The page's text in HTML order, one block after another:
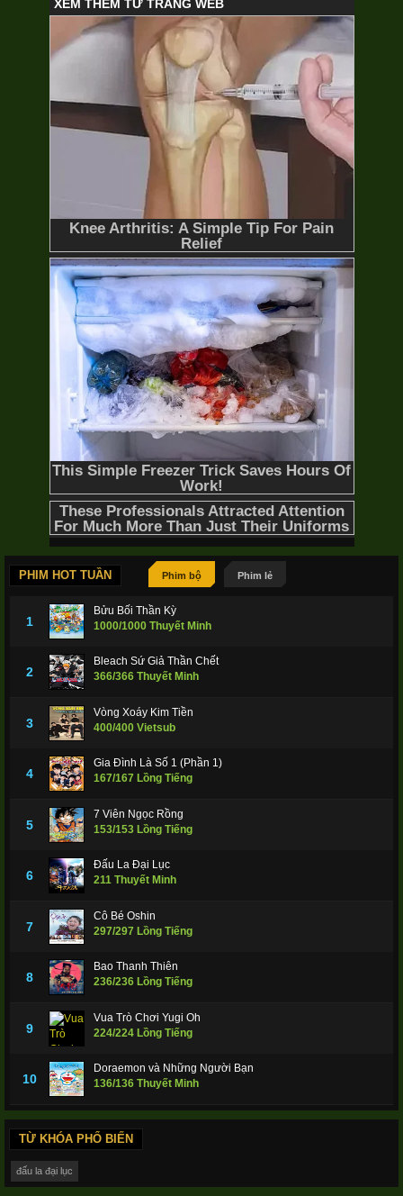
PHIM HOT TUẦN Phim bộ Phim lẻ
1
Bửu Bối Thần Kỳ
1000/1000 Thuyết Minh
2
Bleach Sứ Giả Thần Chết
366/366 Thuyết Minh
3
Vòng Xoáy Kim Tiền
400/400 Vietsub
4
Gia Đình Là Số 1 (Phần 1)
167/167 Lồng Tiếng
5
7 Viên Ngọc Rồng
153/153 Lồng Tiếng
6
Đấu La Đại Lục
211 Thuyết Minh
7
Cô Bé Oshin
297/297 Lồng Tiếng
8
Bao Thanh Thiên
236/236 Lồng Tiếng
9
Vua Trò Chơi Yugi Oh
224/224 Lồng Tiếng
10
Doraemon và Những Người Bạn
136/136 Thuyết Minh
TỪ KHÓA PHỔ BIẾN
đấu la đại lục